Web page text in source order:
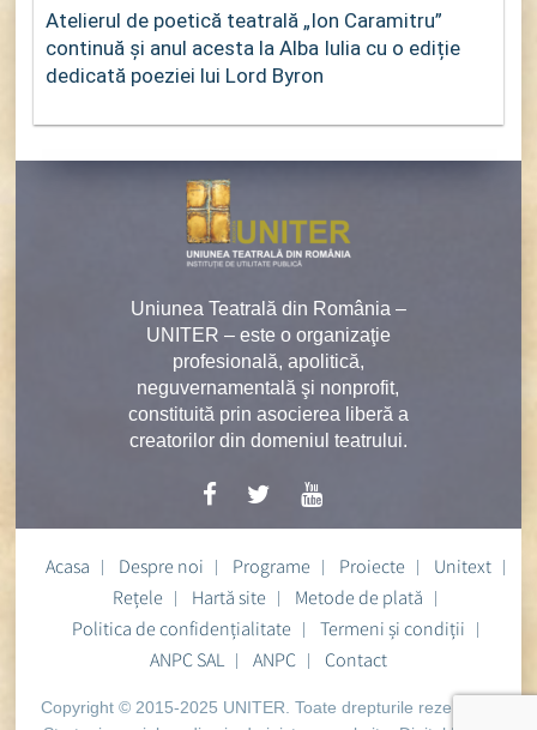
Atelierul de poetică teatrală „Ion Caramitru”
continuă și anul acesta la Alba Iulia cu o ediție
dedicată poeziei lui Lord Byron
Uniunea Teatrală din România –
UNITER – este o organizaţie
profesională, apolitică,
neguvernamentală şi nonprofit,
constituită prin asocierea liberă a
creatorilor din domeniul teatrului.
Acasa Despre noi Programe Proiecte
Unitext
Rețele
Hartă site
Metode de plată
Politica de confidențialitate
Termeni și condiții
ANPC SAL
ANPC Contact
Copyright © 2015-2025 UNITER. Toate drepturile rezervate.